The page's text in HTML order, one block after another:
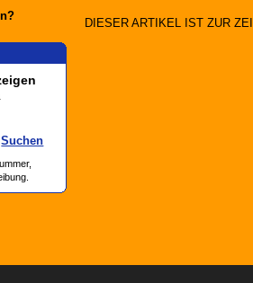
DIESER ARTIKEL IST ZUR
Suchen